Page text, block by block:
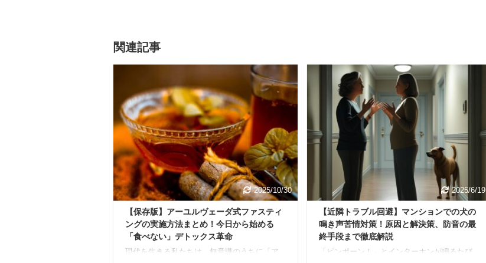
関連記事
2025/10/30
【保存版】アーユルヴェーダ式ファスティ
ングの実施方法まとめ！今日から始める
「食べない」デトックス革命
現代を生きる私たちは、無意識のうちに「ア
2025/6/19
【近隣トラブル回避】マンションでの犬の
鳴き声苦情対策！原因と解決策、防音の最
終手段まで徹底解説
「ピンポーン！」とインターホンが鳴るたび